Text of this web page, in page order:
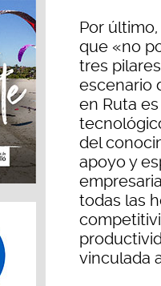
Por
que «no
tres
escenario
en Ruta
del
apoyo y
todas las
vinculada